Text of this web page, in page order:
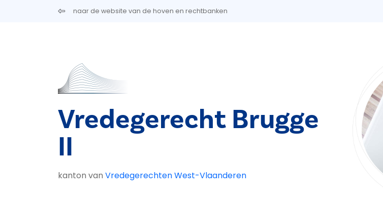
Overslaan en naar de inhoud gaannaar de website van de hoven en rechtbanken
Vredegerecht Brugge
II
kanton van Vredegerechten West-Vlaanderen